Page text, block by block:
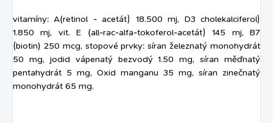
vitamíny: A(retinol - acetát) 18.500 mj, D3 cholekalciferol)
1.850 mj, vit. E (all-rac-alfa-tokoferol-acetát) 145 mj, B7
(biotin) 250 mcg, stopové prvky: síran železnatý monohydrát
50 mg, jodid vápenatý bezvodý 1.50 mg, síran měďnatý
pentahydrát 5 mg, Oxid manganu 35 mg, síran zinečnatý
monohydrát 65 mg.